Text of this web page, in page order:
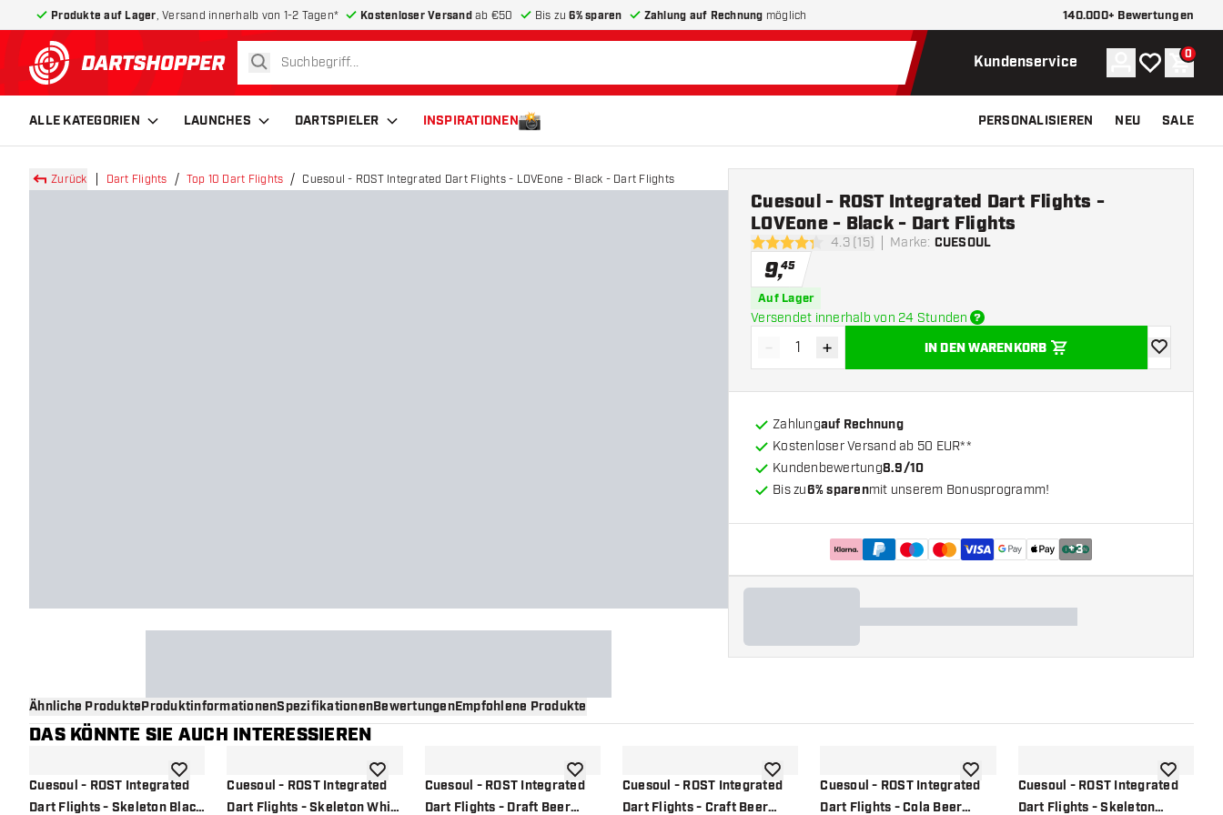
Produkte auf Lager , Versand innerhalb von 1-2 Tagen* Kostenloser Versandab €50 Bis zu6% sparen Zahlung auf Rechnung möglich 140.000+ Bewertungen
zurück zur Startseite
suchen Kundenservice Konto
Meine 0
ALLE KATEGORIEN LAUNCHES DARTSPIELER INSPIRATIONEN PERSONALISIEREN NEU SALE
Zurück Dart Flights Top 10 Dart Flights Cuesoul - ROST Integrated Dart Flights - LOVEone - Black - Dart Flights
4.3 Bewertungssterne
4.3 (15) Marke: CUESOUL
Cuesoul - ROST Integrated Dart Flights -
LOVEone - Black - Dart Flights
9,45
Auf Lager
Versendet innerhalb von 24 Stunden
Menge verringern
- Menge erhöhen
+ IN DEN WARENKORB
Zur
Zahlungauf Rechnung
Kostenloser Versand ab 50 EUR**
Kundenbewertung8.9/10
Bis zu6% sparenmit unserem Bonusprogramm!
+3
Ähnliche ProdukteProduktinformationenSpezifikationenBewertungenEmpfohlene Produkte
DAS KÖNNTE SIE AUCH INTERESSIEREN
Cuesoul - ROST Integrated
Dart Flights - Skeleton Black
Zur Wunschliste hinzufügen
Cuesoul - ROST Integrated
Dart Flights - Skeleton White
Zur Wunschliste hinzufügen
Cuesoul - ROST Integrated
Dart Flights - Draft Beer
Zur Wunschliste hinzufügen
Cuesoul - ROST Integrated
Dart Flights - Craft Beer
Zur Wunschliste hinzufügen
Cuesoul - ROST Integrated
Dart Flights - Cola Beer
Zur Wunschliste hinzufügen
Cuesoul - ROST Integrated
Dart Flights - Skeleton
Zur